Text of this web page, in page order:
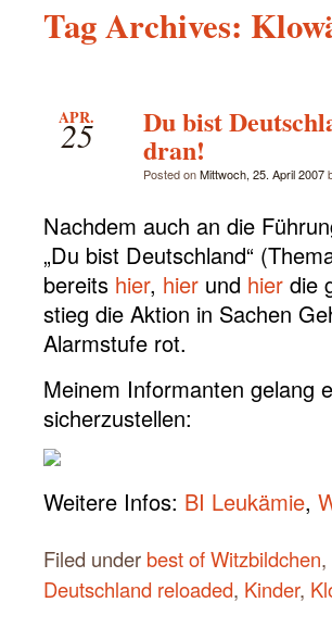
Tag Archives:
APR.
25 Du bist
dran!
Posted onMittwoch, 25. April 2007
Nachdem auch an die
„Du bist Deutschland“
bereits hier, hier und hier die
stieg die Aktion in Sachen
Alarmstufe rot.
Meinem Informanten gelang
sicherzustellen:
Weitere Infos: BI Leukämie,
Filed under best of Witzbildchen,
Deutschland reloaded, Kinder,